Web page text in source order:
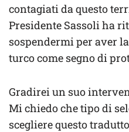
contagiati da questo
Presidente Sassoli ha
sospendermi per aver
turco come segno di
Gradirei un suo
Mi chiedo che tipo di
scegliere questo